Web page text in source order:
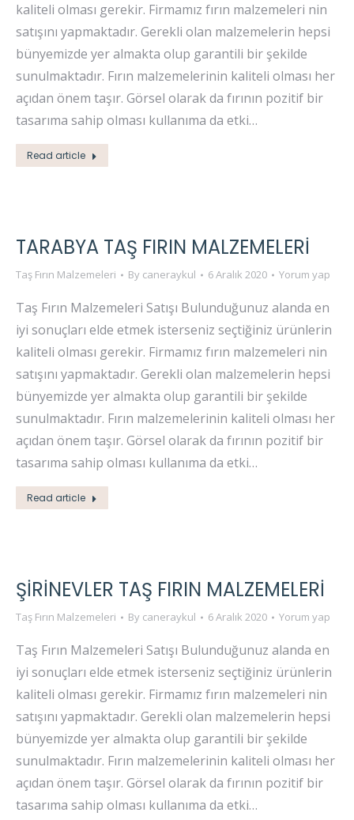
kaliteli olması gerekir. Firmamız fırın malzemeleri nin
satışını yapmaktadır. Gerekli olan malzemelerin hepsi
bünyemizde yer almakta olup garantili bir şekilde
sunulmaktadır. Fırın malzemelerinin kaliteli olması her
açıdan önem taşır. Görsel olarak da fırının pozitif bir
tasarıma sahip olması kullanıma da etki…
Read article
TARABYA TAŞ FIRIN MALZEMELERI
Taş Fırın Malzemeleri By caneraykul 6 Aralık 2020 Yorum yap
Taş Fırın Malzemeleri Satışı Bulunduğunuz alanda en
iyi sonuçları elde etmek isterseniz seçtiğiniz ürünlerin
kaliteli olması gerekir. Firmamız fırın malzemeleri nin
satışını yapmaktadır. Gerekli olan malzemelerin hepsi
bünyemizde yer almakta olup garantili bir şekilde
sunulmaktadır. Fırın malzemelerinin kaliteli olması her
açıdan önem taşır. Görsel olarak da fırının pozitif bir
tasarıma sahip olması kullanıma da etki…
Read article
ŞIRINEVLER TAŞ FIRIN MALZEMELERI
Taş Fırın Malzemeleri By caneraykul 6 Aralık 2020 Yorum yap
Taş Fırın Malzemeleri Satışı Bulunduğunuz alanda en
iyi sonuçları elde etmek isterseniz seçtiğiniz ürünlerin
kaliteli olması gerekir. Firmamız fırın malzemeleri nin
satışını yapmaktadır. Gerekli olan malzemelerin hepsi
bünyemizde yer almakta olup garantili bir şekilde
sunulmaktadır. Fırın malzemelerinin kaliteli olması her
açıdan önem taşır. Görsel olarak da fırının pozitif bir
tasarıma sahip olması kullanıma da etki…